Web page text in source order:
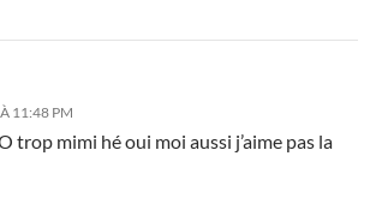
11:48 PM
trop mimi hé oui moi aussi j’aime pas la